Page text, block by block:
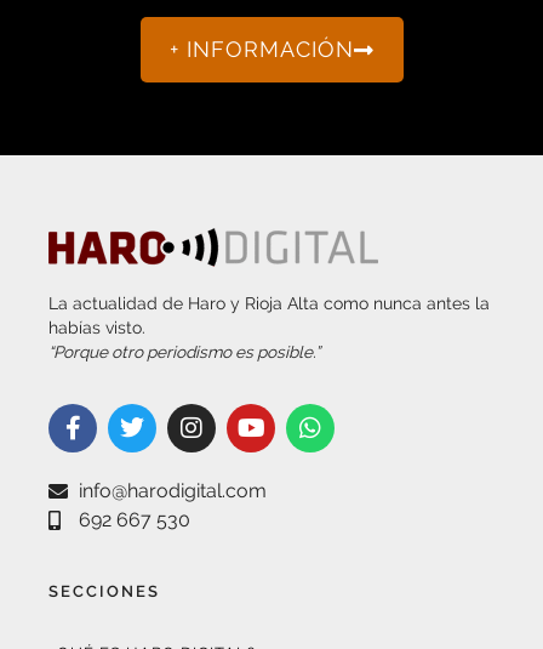
+ INFORMACIÓN
La actualidad de Haro y Rioja Alta como nunca antes la
habías visto.
“Porque otro periodismo es posible.”
info@harodigital.com
692 667 530
SECCIONES